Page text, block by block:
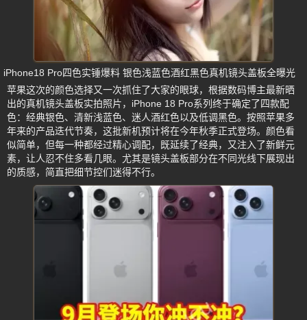
iPhone18 Pro四色实锤爆料 银色浅蓝色酒红黑色真机镜头盖板全曝光
苹果这次的颜色选择又一次抓住了大家的眼球，根据数码博主最新晒
出的真机镜头盖板实拍照片，iPhone 18 Pro系列终于确定了四款配
色：经典银色、清新浅蓝色、迷人酒红色以及低调黑色。按照苹果多
年来的产品迭代节奏，这批新机预计将在今年秋季正式登场。颜色看
似简单，但每一种都经过精心调配，既延续了经典，又注入了新鲜元
素，让人忍不住多看几眼。尤其是镜头盖板部分在不同光线下展现出
的质感，简直把细节控们迷得不行。